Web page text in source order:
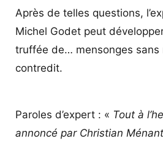
Après de telles questions,
Michel Godet peut
truffée de… mensonges sans
contredit.
Paroles d’expert : « Tout à
annoncé par Christian